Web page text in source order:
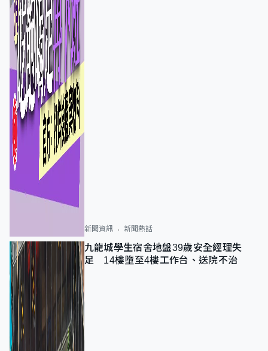
新聞資訊 新聞熱話
九龍城學生宿舍地盤39歲安全經理失
足 14樓墮至4樓工作台、送院不治